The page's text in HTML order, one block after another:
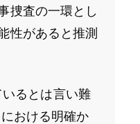
捜査の一環とし
性があると推測
るとは言い難
おける明確か